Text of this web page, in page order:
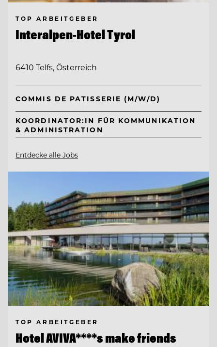
TOP ARBEITGEBER
Interalpen-Hotel Tyrol
6410 Telfs, Österreich
COMMIS DE PATISSERIE (M/W/D)
KOORDINATOR:IN FÜR KOMMUNIKATION
& ADMINISTRATION
Entdecke alle Jobs
TOP ARBEITGEBER
Hotel AVIVA****s make friends